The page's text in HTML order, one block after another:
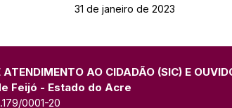
31 de janeiro de 2023
ATENDIMENTO AO CIDADÃO (SIC) E
Feijó - Estado do Acre
0001-20